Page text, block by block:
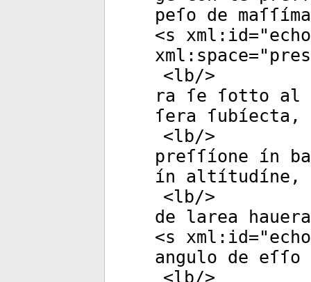
peſo de
<s xml:id="
xml:space="
<lb/>
ra ſe ſotto al
ſera
<lb/>
preſſíone ín
ín altítudíne,
<lb/>
de larea
<s xml:id="
angulo de
<lb/>